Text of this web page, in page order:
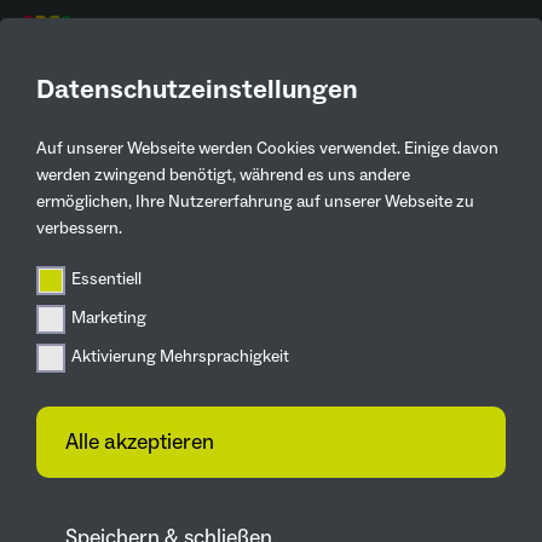
Datenschutzeinstellungen
Auf unserer Webseite werden Cookies verwendet. Einige davon
werden zwingend benötigt, während es uns andere
ermöglichen, Ihre Nutzererfahrung auf unserer Webseite zu
verbessern.
Essentiell
Marketing
Aktivierung Mehrsprachigkeit
Alle akzeptieren
Kontaktinformationen
Christian Schmelzing
02324 5009-229
schmelzing@hwg.de
Im Bruchfeld 17, 45525 Hattingen
Zur Webseite